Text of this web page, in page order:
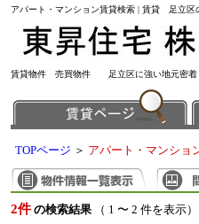
アパート・マンション賃貸検索 | 賃貸 足立
賃貸物件 売買物件 足立区に強い地元密着
TOPページ ＞ アパート・マンショ
2件 の検索結果 （ 1 〜 2 件を表示）